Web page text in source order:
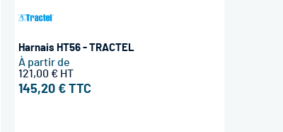
Harnais HT56 - TRACTEL
À partir de
145,20 €
121,00 €